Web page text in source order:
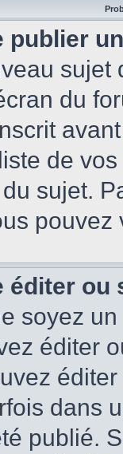
publier
du
de
sujet.
éditer
soyez
éditer
dans
publié.